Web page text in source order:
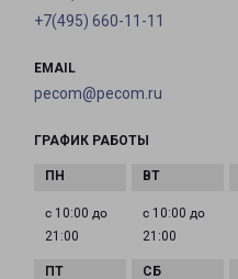
+7(495) 660-11-11
EMAIL
pecom@pecom.ru
ГРАФИК РАБОТЫ
с 10:00 до
21:00
с 10:00 до
21:00